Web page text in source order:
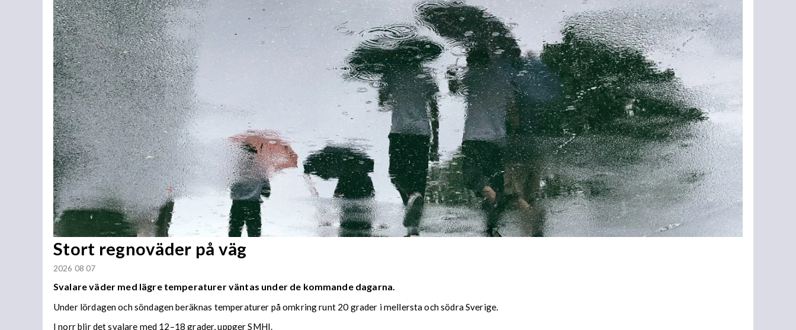
Stort regnoväder på väg
2026 08 07
Svalare väder med lägre temperaturer väntas under de kommande dagarna.
Under lördagen och söndagen beräknas temperaturer på omkring runt 20 grader i mellersta och södra Sverige.
I norr blir det svalare med 12–18 grader, uppger SMHI.